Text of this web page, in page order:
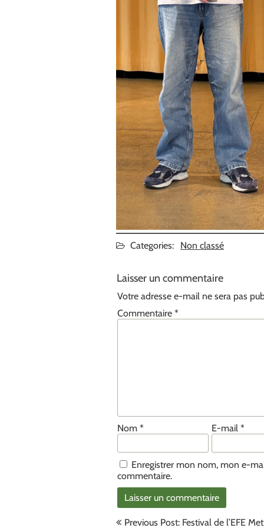
Categories: Non classé
Laisser un commentaire
Votre adresse e-mail ne sera pas
Commentaire *
Nom * E-mail *
Enregistrer mon nom, mon e-
commentaire.
Navigation
Previous Post: Festival de l’EFE